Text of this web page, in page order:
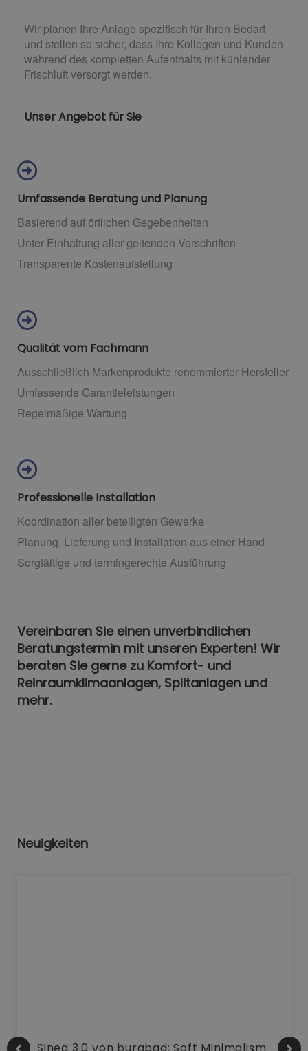
Wir planen Ihre Anlage spezifisch für Ihren Bedarf
und stellen so sicher, dass Ihre Kollegen und Kunden
während des kompletten Aufenthalts mit kühlender
Frischluft versorgt werden.
Unser Angebot für Sie
Umfassende Beratung und Planung
Basierend auf örtlichen Gegebenheiten
Unter Einhaltung aller geltenden Vorschriften
Transparente Kostenaufstellung
Qualität vom Fachmann
Ausschließlich Markenprodukte renommierter Hersteller
Umfassende Garantieleistungen
Regelmäßige Wartung
Professionelle Installation
Koordination aller beteiligten Gewerke
Planung, Lieferung und Installation aus einer Hand
Sorgfältige und termingerechte Ausführung
Vereinbaren Sie einen unverbindlichen
Beratungstermin mit unseren Experten! Wir
beraten Sie gerne zu Komfort- und
Reinraumklimaanlagen, Splitanlagen und
mehr.
Neuigkeiten